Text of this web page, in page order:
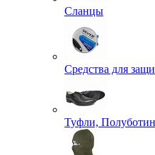
Сланцы
Средства для
Туфли,